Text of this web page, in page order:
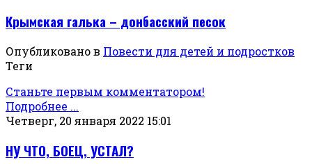
Крымская галька – донбасский песок
Опубликовано в Повести для детей и подростков
Теги
Станьте первым комментатором!
Подробнее ...
Четверг, 20 января 2022 15:01
НУ ЧТО, БОЕЦ, УСТАЛ?